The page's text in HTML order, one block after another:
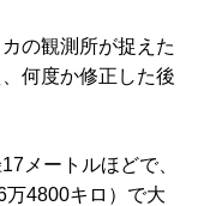
の観測所が捉えた
何度か修正した後
メートルほどで、
4800キロ）で大